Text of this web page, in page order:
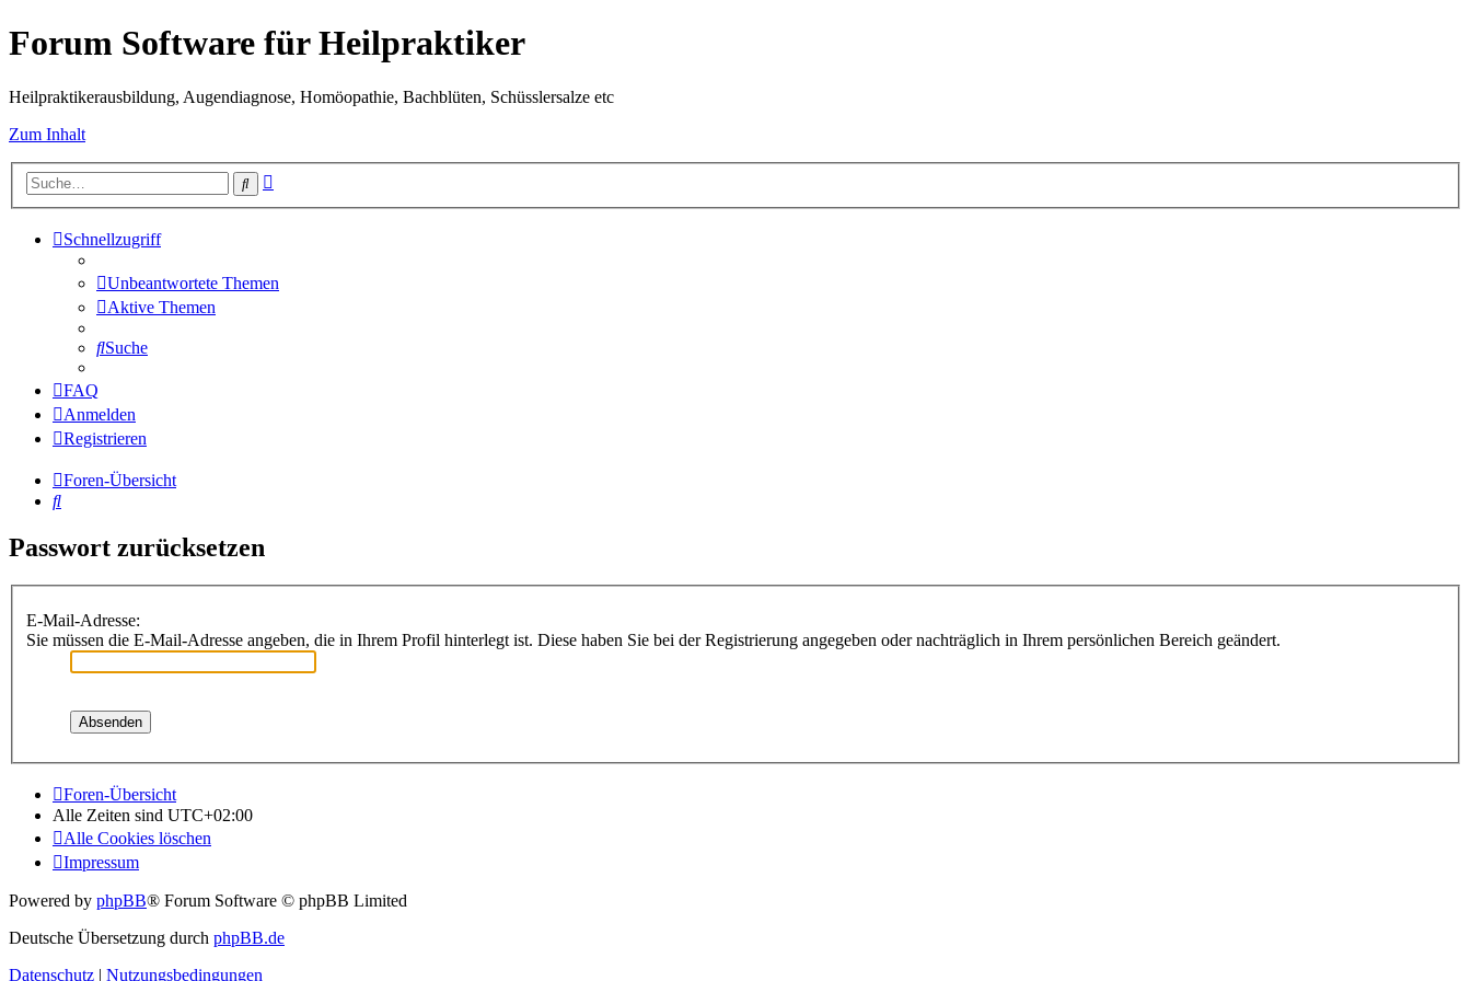
Forum Software für Heilpraktiker
Heilpraktikerausbildung, Augendiagnose, Homöopathie, Bachblüten, Schüsslersalze etc
Zum Inhalt
Suche
Schnellzugriff
Unbeantwortete Themen
Aktive Themen
Suche
FAQ
Anmelden
Registrieren
Foren-Übersicht
Suche
Passwort zurücksetzen
E-Mail-Adresse:
Sie müssen die E-Mail-Adresse angeben, die in Ihrem Profil hinterlegt ist. Diese haben Sie bei der Registrierung angegeben oder nachträglich in Ihrem persönlichen Bereich geändert.
Foren-Übersicht
Alle Zeiten sind UTC+02:00
Alle Cookies löschen
Impressum
Powered by phpBB® Forum Software © phpBB Limited
Deutsche Übersetzung durch phpBB.de
Datenschutz | Nutzungsbedingungen